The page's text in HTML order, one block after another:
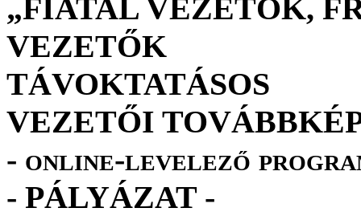
„FIATAL VEZETŐK,
VEZETŐK
TÁVOKTATÁSOS
VEZETŐI
- online-levelező
- PÁLYÁZAT -